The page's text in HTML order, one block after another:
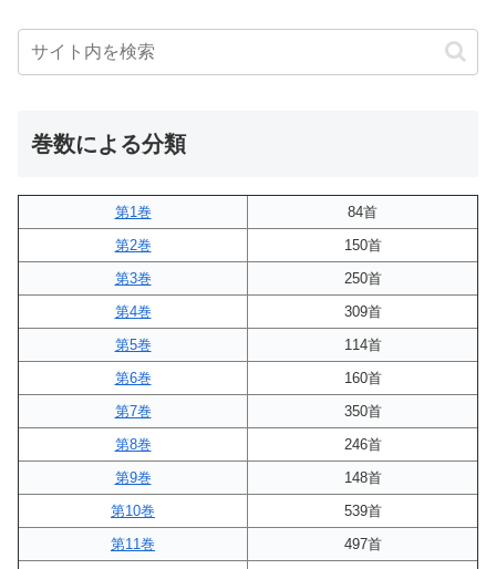
巻数による分類
第1巻
84首
第2巻
150首
第3巻
250首
第4巻
309首
第5巻
114首
第6巻
160首
第7巻
350首
第8巻
246首
第9巻
148首
第10巻
539首
第11巻
497首